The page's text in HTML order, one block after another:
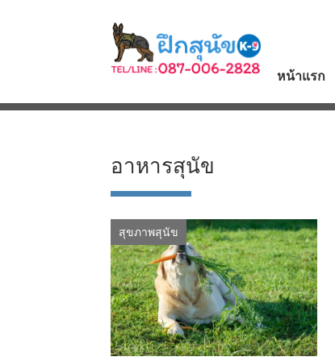
หน้าแรก
อาหารสุนัข
สุขภาพสุนัข